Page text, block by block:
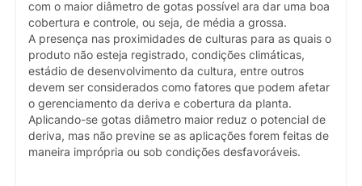
com o maior diâmetro de gotas possível ara dar uma boa
cobertura e controle, ou seja, de média a grossa.
A presença nas proximidades de culturas para as quais o
produto não esteja registrado, condições climáticas,
estádio de desenvolvimento da cultura, entre outros
devem ser considerados como fatores que podem afetar
o gerenciamento da deriva e cobertura da planta.
Aplicando-se gotas diâmetro maior reduz o potencial de
deriva, mas não previne se as aplicações forem feitas de
maneira imprópria ou sob condições desfavoráveis.